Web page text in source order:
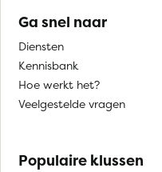
Ga snel naar
Diensten
Kennisbank
Hoe werkt het?
Veelgestelde vragen
Populaire klussen